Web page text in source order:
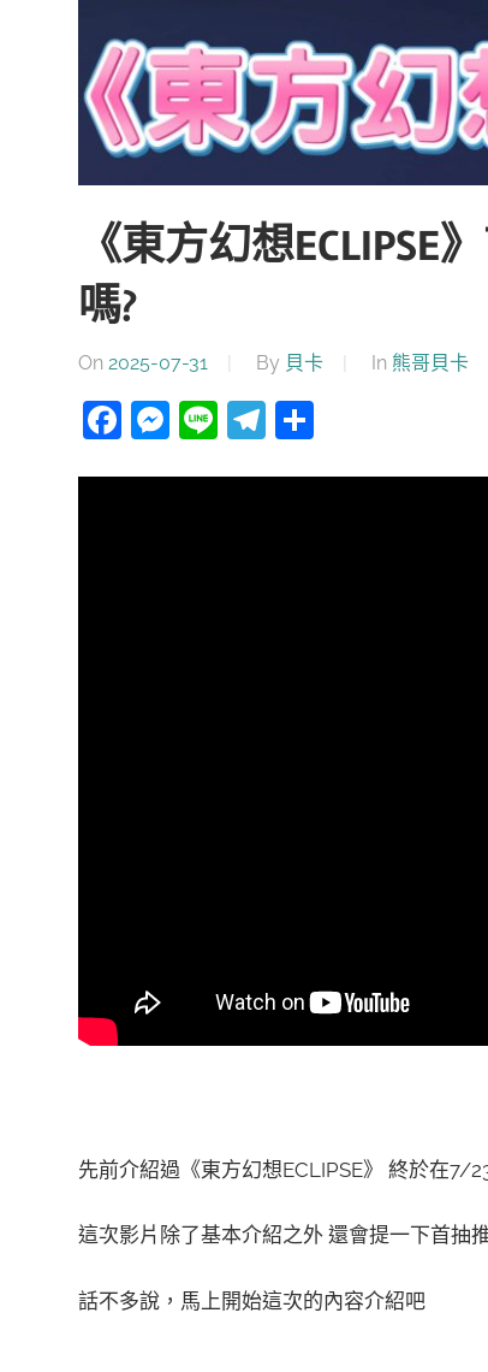
《東方幻想
嗎?
On 2025-07-31 By 貝卡 In 熊哥貝卡
Facebook
Messenger
LineTelegram
分
先前介紹過《東方幻想ECLIPSE》 終於在7/
這次影片除了基本介紹之外 還會提一下首抽
話不多說，馬上開始這次的內容介紹吧